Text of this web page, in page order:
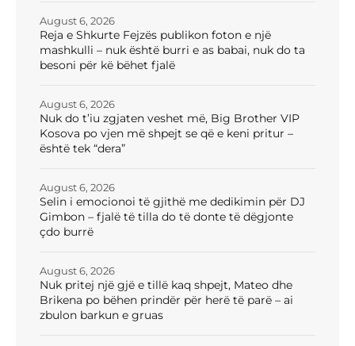
Reja e Shkurte Fejzës publikon foton e një
mashkulli – nuk është burri e as babai, nuk do ta
besoni për kë bëhet fjalë
August 6, 2026
Nuk do t’iu zgjaten veshet më, Big Brother VIP
Kosova po vjen më shpejt se që e keni pritur –
është tek “dera”
August 6, 2026
Selin i emocionoi të gjithë me dedikimin për DJ
Gimbon – fjalë të tilla do të donte të dëgjonte
çdo burrë
August 6, 2026
Nuk pritej një gjë e tillë kaq shpejt, Mateo dhe
Brikena po bëhen prindër për herë të parë – ai
zbulon barkun e gruas
August 6, 2026